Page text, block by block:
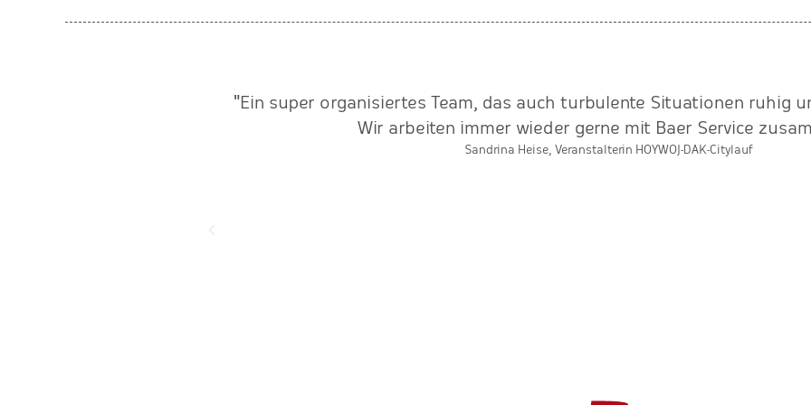
"Ein super organisiertes Team, das auch turbulente Situationen ruhig
Wir arbeiten immer wieder gerne mit Baer Service
Sandrina Heise, Veranstalterin HOYWOJ-DAK-Citylauf